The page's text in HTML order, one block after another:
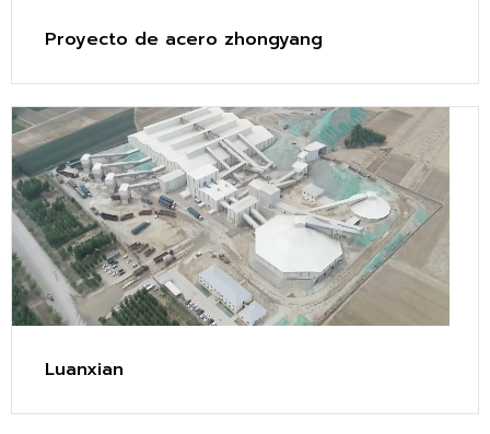
Proyecto de acero zhongyang
Luanxian